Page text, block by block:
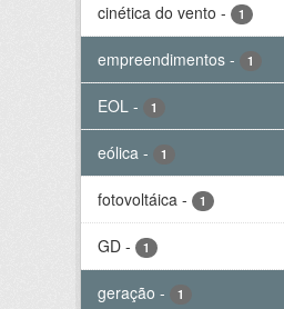
cinética do vento - 1
empreendimentos - 1
EOL - 1
eólica - 1
fotovoltáica - 1
GD - 1
geração - 1